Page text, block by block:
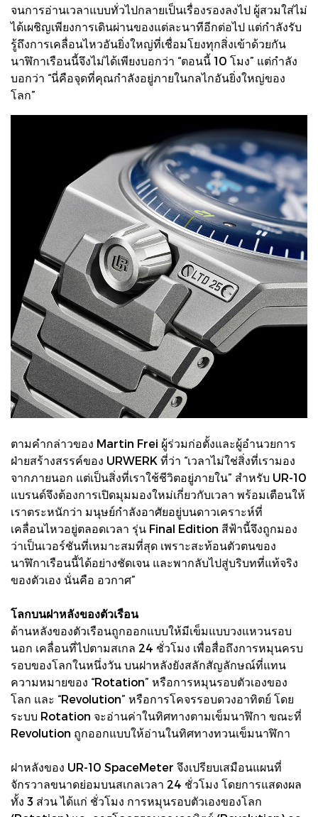
จนการอ่านเวลาแบบทั่วไปกลายเป็นเรื่องรองลงไป ผู้สวมใส่ไม่
ได้เผชิญเพียงการเดินผ่านของแต่ละนาทีอีกต่อไป แต่กำลังรับ
รู้ถึงการเคลื่อนไหวอันยิ่งใหญ่ที่เชื่อมโยงทุกสิ่งเข้าด้วยกัน
นาฬิกาเรือนนี้จึงไม่ได้เพียงบอกว่า “ตอนนี้ 10 โมง” แต่กำลัง
บอกว่า “นี่คือจุดที่คุณกำลังอยู่ภายในกลไกอันยิ่งใหญ่ของ
โลก”
ตามคำกล่าวของ Martin Frei ผู้ร่วมก่อตั้งและผู้อำนวยการ
ฝ่ายสร้างสรรค์ของ URWERK ที่ว่า “เวลาไม่ใช่สิ่งที่เรามอง
จากภายนอก แต่เป็นสิ่งที่เราใช้ชีวิตอยู่ภายใน” สำหรับ UR-10
แบรนด์จึงต้องการเปิดมุมมองใหม่เกี่ยวกับเวลา พร้อมเตือนให้
เราตระหนักว่า มนุษย์กำลังอาศัยอยู่บนดาวเคราะห์ที่
เคลื่อนไหวอยู่ตลอดเวลา รุ่น Final Edition สีฟ้านี้จึงถูกมอง
ว่าเป็นเวอร์ชันที่เหมาะสมที่สุด เพราะสะท้อนตัวตนของ
นาฬิกาเรือนนี้ได้อย่างชัดเจน และพากลับไปสู่บริบทที่แท้จริง
ของตัวเอง นั่นคือ อวกาศ”
โลกบนฝาหลังของตัวเรือน
ด้านหลังของตัวเรือนถูกออกแบบให้มีเข็มแบบวงแหวนรอบ
นอก เคลื่อนที่ไปตามสเกล 24 ชั่วโมง เพื่อสื่อถึงการหมุนครบ
รอบของโลกในหนึ่งวัน บนฝาหลังยังสลักสัญลักษณ์ที่แทน
ความหมายของ “Rotation” หรือการหมุนรอบตัวเองของ
โลก และ “Revolution” หรือการโคจรรอบดวงอาทิตย์ โดย
ระบบ Rotation จะอ่านค่าในทิศทางตามเข็มนาฬิกา ขณะที่
Revolution ถูกออกแบบให้อ่านในทิศทางทวนเข็มนาฬิกา
ฝาหลังของ UR-10 SpaceMeter จึงเปรียบเสมือนแผนที่
จักรวาลขนาดย่อมบนสเกลเวลา 24 ชั่วโมง โดยการแสดงผล
ทั้ง 3 ส่วน ได้แก่ ชั่วโมง การหมุนรอบตัวเองของโลก